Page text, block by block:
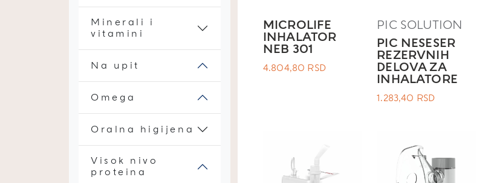
Minerali i
vitamini
Na upit
Omega
Oralna higijena
Visok nivo
proteina
MICROLIFE
INHALATOR
NEB 301
4.804,80 RSD
PIC SOLUTION
PIC NESESER
REZERVNIH
DELOVA ZA
INHALATORE
1.283,40 RSD